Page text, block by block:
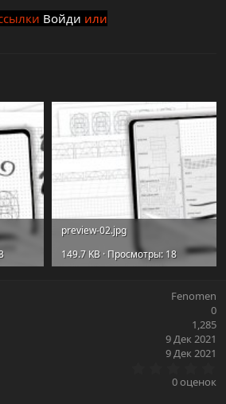
Войди или
preview-02.jpg
149.7 KB · Просмотры: 18
Fenomen
0
1,285
9 Дек 2021
9 Дек 2021
0
0 оценок